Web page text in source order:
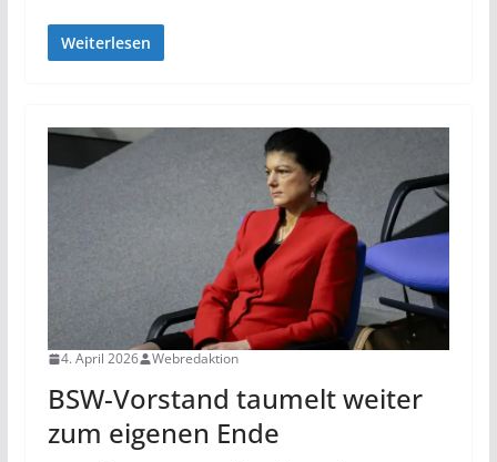
Weiterlesen
4. April 2026 Webredaktion
BSW-Vorstand taumelt weiter
zum eigenen Ende